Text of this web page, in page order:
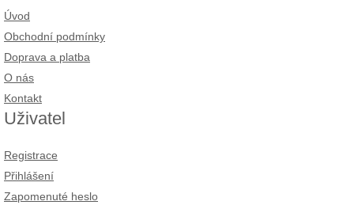
Úvod
Obchodní podmínky
Doprava a platba
O nás
Kontakt
Uživatel
Registrace
Přihlášení
Zapomenuté heslo